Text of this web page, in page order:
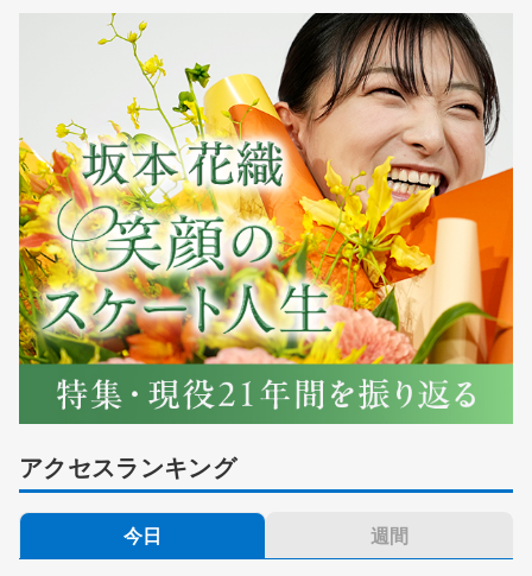
アクセスランキング
今日 週間